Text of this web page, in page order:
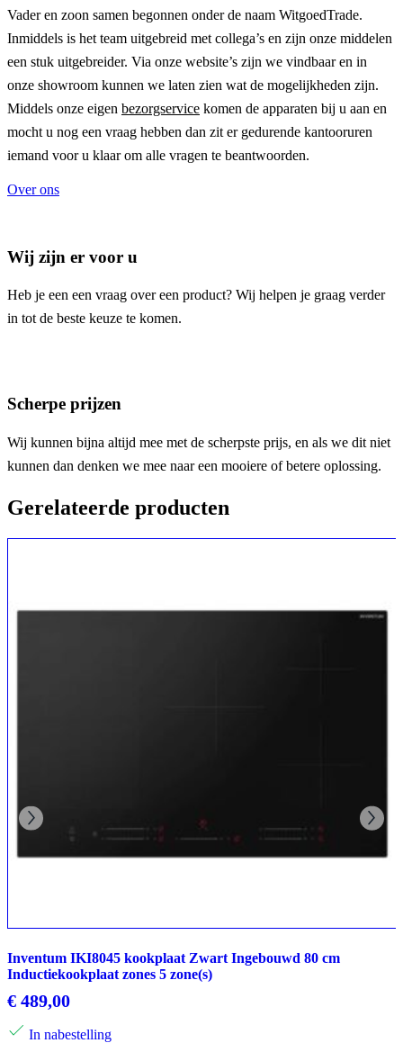
Vader en zoon samen begonnen onder de naam WitgoedTrade.
Inmiddels is het team uitgebreid met collega’s en zijn onze middelen
een stuk uitgebreider. Via onze website’s zijn we vindbaar en in
onze showroom kunnen we laten zien wat de mogelijkheden zijn.
Middels onze eigen bezorgservice komen de apparaten bij u aan en
mocht u nog een vraag hebben dan zit er gedurende kantooruren
iemand voor u klaar om alle vragen te beantwoorden.
Over ons
Wij zijn er voor u
Heb je een een vraag over een product? Wij helpen je graag verder
in tot de beste keuze te komen.
Scherpe prijzen
Wij kunnen bijna altijd mee met de scherpste prijs, en als we dit niet
kunnen dan denken we mee naar een mooiere of betere oplossing.
Gerelateerde producten
Inventum IKI8045 kookplaat Zwart Ingebouwd 80 cm
Inductiekookplaat zones 5 zone(s)
€ 489,00
In nabestelling